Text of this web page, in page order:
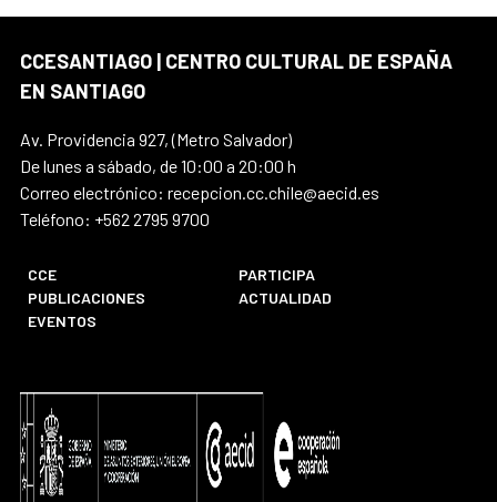
CCESANTIAGO | CENTRO CULTURAL DE ESPAÑA
EN SANTIAGO
Av. Providencia 927, (Metro Salvador)
De lunes a sábado, de 10:00 a 20:00 h
Correo electrónico: recepcion.cc.chile@aecid.es
Teléfono: +562 2795 9700
CCE
PARTICIPA
PUBLICACIONES
ACTUALIDAD
EVENTOS